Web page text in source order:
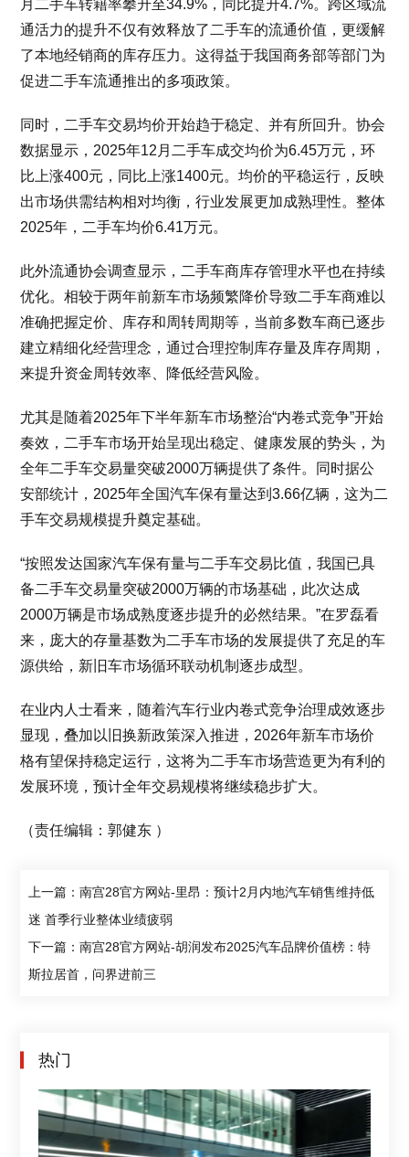
月二手车转籍率攀升至34.9%，同比提升4.7%。跨区域流
通活力的提升不仅有效释放了二手车的流通价值，更缓解
了本地经销商的库存压力。这得益于我国商务部等部门为
促进二手车流通推出的多项政策。
同时，二手车交易均价开始趋于稳定、并有所回升。协会
数据显示，2025年12月二手车成交均价为6.45万元，环
比上涨400元，同比上涨1400元。均价的平稳运行，反映
出市场供需结构相对均衡，行业发展更加成熟理性。整体
2025年，二手车均价6.41万元。
此外流通协会调查显示，二手车商库存管理水平也在持续
优化。相较于两年前新车市场频繁降价导致二手车商难以
准确把握定价、库存和周转周期等，当前多数车商已逐步
建立精细化经营理念，通过合理控制库存量及库存周期，
来提升资金周转效率、降低经营风险。
尤其是随着2025年下半年新车市场整治“内卷式竞争”开始
奏效，二手车市场开始呈现出稳定、健康发展的势头，为
全年二手车交易量突破2000万辆提供了条件。同时据公
安部统计，2025年全国汽车保有量达到3.66亿辆，这为二
手车交易规模提升奠定基础。
“按照发达国家汽车保有量与二手车交易比值，我国已具
备二手车交易量突破2000万辆的市场基础，此次达成
2000万辆是市场成熟度逐步提升的必然结果。”在罗磊看
来，庞大的存量基数为二手车市场的发展提供了充足的车
源供给，新旧车市场循环联动机制逐步成型。
在业内人士看来，随着汽车行业内卷式竞争治理成效逐步
显现，叠加以旧换新政策深入推进，2026年新车市场价
格有望保持稳定运行，这将为二手车市场营造更为有利的
发展环境，预计全年交易规模将继续稳步扩大。
（责任编辑：郭健东 ）
上一篇：南宫28官方网站-里昂：预计2月内地汽车销售维持低
迷 首季行业整体业绩疲弱
下一篇：南宫28官方网站-胡润发布2025汽车品牌价值榜：特
斯拉居首，问界进前三
热门